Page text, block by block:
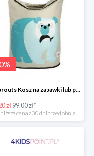
%
3 Sprouts Kosz na zabawki lub pranie Miś Polarny -20%
zł99.00 zł*